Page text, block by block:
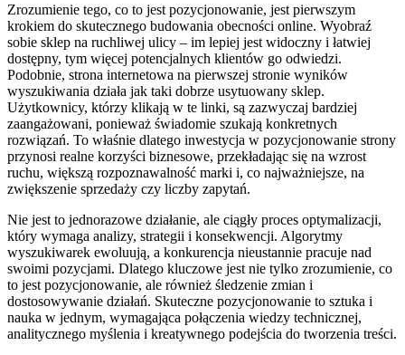
Zrozumienie tego, co to jest pozycjonowanie, jest pierwszym
krokiem do skutecznego budowania obecności online. Wyobraź
sobie sklep na ruchliwej ulicy – im lepiej jest widoczny i łatwiej
dostępny, tym więcej potencjalnych klientów go odwiedzi.
Podobnie, strona internetowa na pierwszej stronie wyników
wyszukiwania działa jak taki dobrze usytuowany sklep.
Użytkownicy, którzy klikają w te linki, są zazwyczaj bardziej
zaangażowani, ponieważ świadomie szukają konkretnych
rozwiązań. To właśnie dlatego inwestycja w pozycjonowanie strony
przynosi realne korzyści biznesowe, przekładając się na wzrost
ruchu, większą rozpoznawalność marki i, co najważniejsze, na
zwiększenie sprzedaży czy liczby zapytań.
Nie jest to jednorazowe działanie, ale ciągły proces optymalizacji,
który wymaga analizy, strategii i konsekwencji. Algorytmy
wyszukiwarek ewoluują, a konkurencja nieustannie pracuje nad
swoimi pozycjami. Dlatego kluczowe jest nie tylko zrozumienie, co
to jest pozycjonowanie, ale również śledzenie zmian i
dostosowywanie działań. Skuteczne pozycjonowanie to sztuka i
nauka w jednym, wymagająca połączenia wiedzy technicznej,
analitycznego myślenia i kreatywnego podejścia do tworzenia treści.